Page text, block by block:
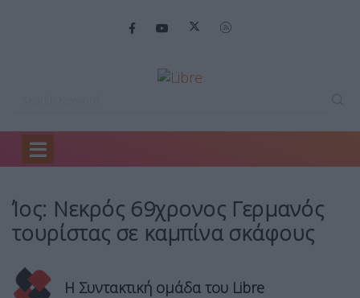
Home
Ίος: Νεκρός 69χρονος Γερμανός
τουρίστας σε καμπίνα σκάφους
Η Συντακτική ομάδα του Libre